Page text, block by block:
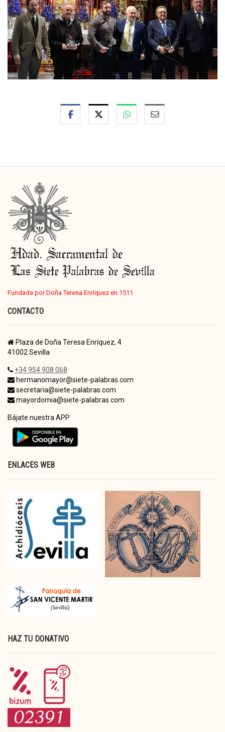
Fundada por Doña Teresa Enríquez en 1511
CONTACTO
Plaza de Doña Teresa Enríquez, 4
41002 Sevilla
+34 954 908 068
hermanomayor@siete-palabras.com
secretaria@siete-palabras.com
mayordomia@siete-palabras.com
Bájate nuestra APP
ENLACES WEB
HAZ TU DONATIVO